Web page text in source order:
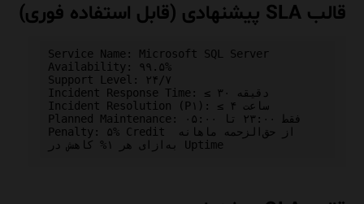
قالب SLA پیشنهادی (قابل استفاده فوری)
Service Name: Microsoft SQL Server
Availability: ۹۹.۵%
Support Level: ۲۴/۷
Incident Response Time: ≤ ۳۰ دقیقه
Incident Resolution (P۱): ≤ ۴ ساعت
Planned Maintenance: فقط ۲۳:۰۰ تا ۰۵:۰۰
Penalty: ۵% Credit از حق‌الزحمه ماهانه